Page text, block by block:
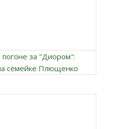
за "Диором":
семейке Плющенко